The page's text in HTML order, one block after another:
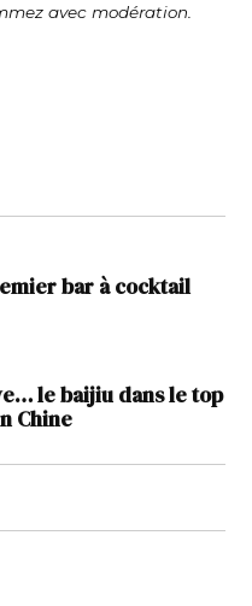
avec modération.
bar à cocktail
le baijiu dans le top
Chine